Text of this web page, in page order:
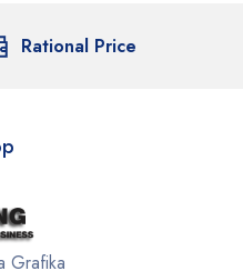
Rational Price
Grafika